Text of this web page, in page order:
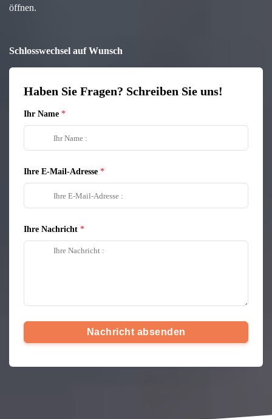
öffnen.
Schlosswechsel auf Wunsch
Haben Sie Fragen? Schreiben Sie uns!
Ihr Name
Ihre E-Mail-Adresse
Ihre Nachricht
Nachricht absenden